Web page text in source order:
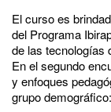
El curso es
del Programa
de las tecnologías
En el segundo
y enfoques
grupo